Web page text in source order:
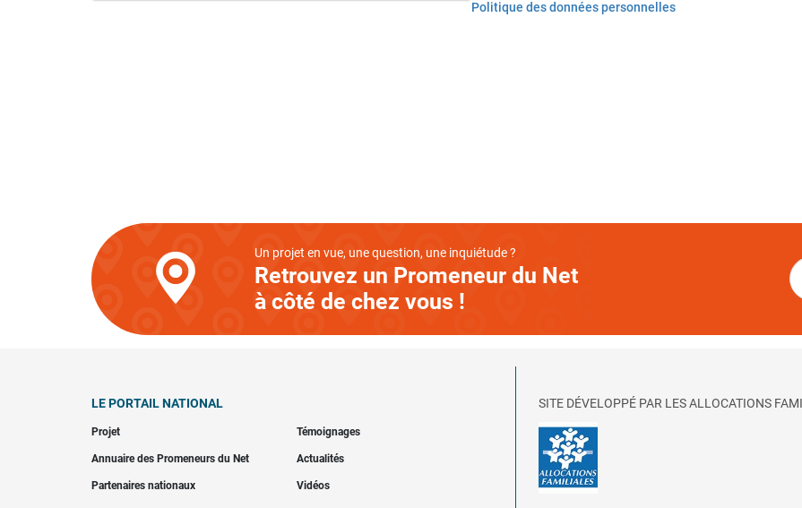
Politique des données personnelles
Un projet en vue, une question, une inquiétude ?
Retrouvez un Promeneur du Net
à côté de chez vous !
LE PORTAIL NATIONAL
Projet Témoignages
Annuaire des Promeneurs du Net Actualités
Partenaires nationaux Vidéos
SITE DÉVELOPPÉ PAR LES ALLOCATIONS